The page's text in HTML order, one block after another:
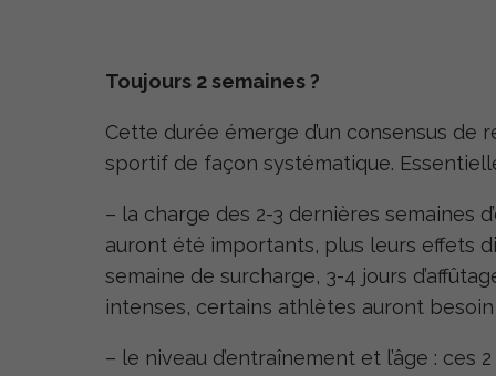
Toujours 2 semaines ?
Cette durée émerge d’un consensus
sportif de façon systématique.
– la charge des 2-3 dernières semaines
auront été importants, plus leurs effets
semaine de surcharge, 3-4 jours
intenses, certains athlètes auront besoin
– le niveau d’entraînement et l’âge :